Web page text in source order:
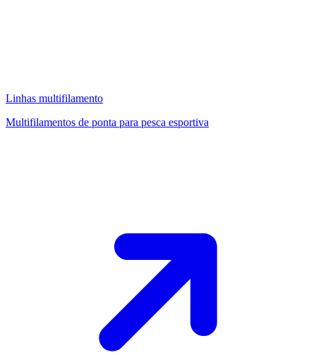
Linhas multifilamento
Multifilamentos de ponta para pesca esportiva